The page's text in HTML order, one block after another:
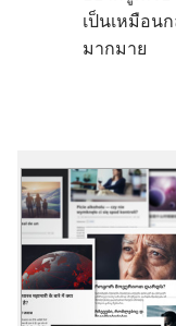
เป็นเหมือน
มากมาย